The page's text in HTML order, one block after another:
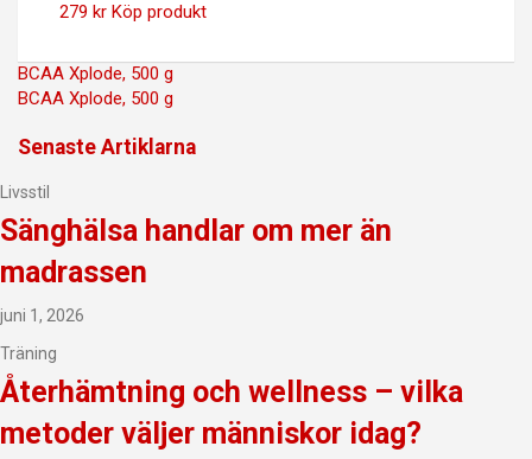
279 kr Köp produkt
Inläggsnavigering
BCAA Xplode, 500 g
BCAA Xplode, 500 g
Senaste Artiklarna
Livsstil
Sänghälsa handlar om mer än
madrassen
juni 1, 2026
Träning
Återhämtning och wellness – vilka
metoder väljer människor idag?